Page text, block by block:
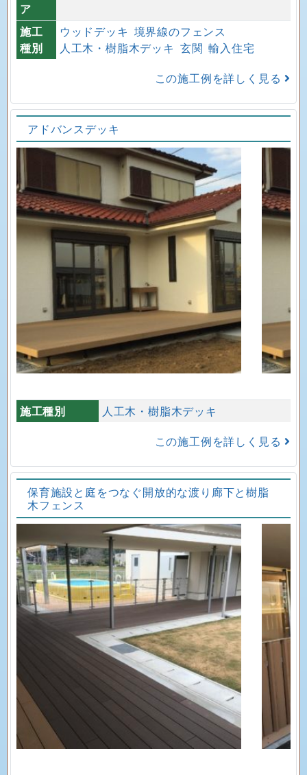
ア
施工
種別
ウッドデッキ 境界線のフェンス
人工木・樹脂木デッキ 玄関 輸入住宅
この施工例を詳しく見る
アドバンスデッキ
施工種別
人工木・樹脂木デッキ
この施工例を詳しく見る
保育施設と庭をつなぐ開放的な渡り廊下と樹脂
木フェンス